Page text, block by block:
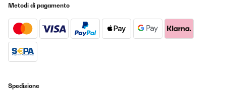
Metodi di pagamento
Spedizione